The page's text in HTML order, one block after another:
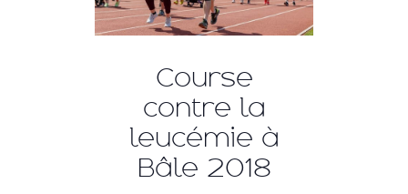
Course
contre la
leucémie à
Bâle 2018